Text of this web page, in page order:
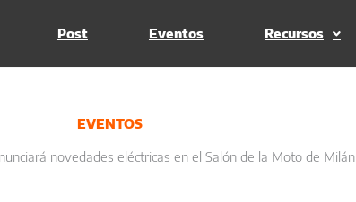
Post Eventos Recursos
EVENTOS
novedades eléctricas en el Salón de la Moto de Milán